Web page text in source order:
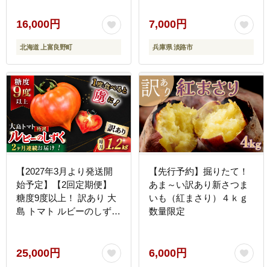
産地直送 野菜
16,000円
北海道 上富良野町
7,000円
兵庫県 淡路市
【2027年3月より発送開
始予定】【2回定期便】
糖度9度以上！ 訳あり 大
島 トマト ルビーのしずく
25,000円
【先行予約】掘りたて！
あま～い訳あり新さつま
いも（紅まさり）４ｋｇ
数量限定
6,000円